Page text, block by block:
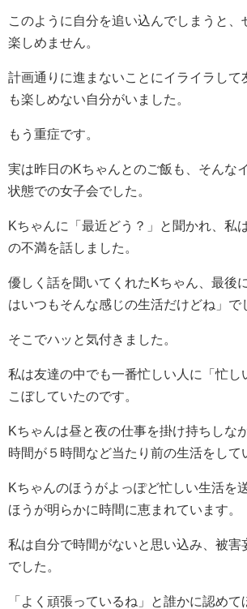
このように自分を追い込んでしまうと、
楽しめません。
計画通りに進まないことにイライラして
も楽しめない自分がいました。
もう重症です。
実は昨日のKちゃんとのご飯も、そんな
状態での女子会でした。
Kちゃんに「最近どう？」と聞かれ、私
の不満を話しました。
優しく話を聞いてくれたKちゃん、最後
はいつもそんな感じの生活だけどね」で
そこでハッと気付きました。
私は友達の中でも一番忙しい人に「忙し
こぼしていたのです。
Kちゃんは昼と夜の仕事を掛け持ちしな
時間が５時間など当たり前の生活をして
Kちゃんのほうがよっぽど忙しい生活を
ほうが明らかに時間に恵まれています。
私は自分で時間がないと思い込み、被害
でした。
「よく頑張っているね」と誰かに認めて